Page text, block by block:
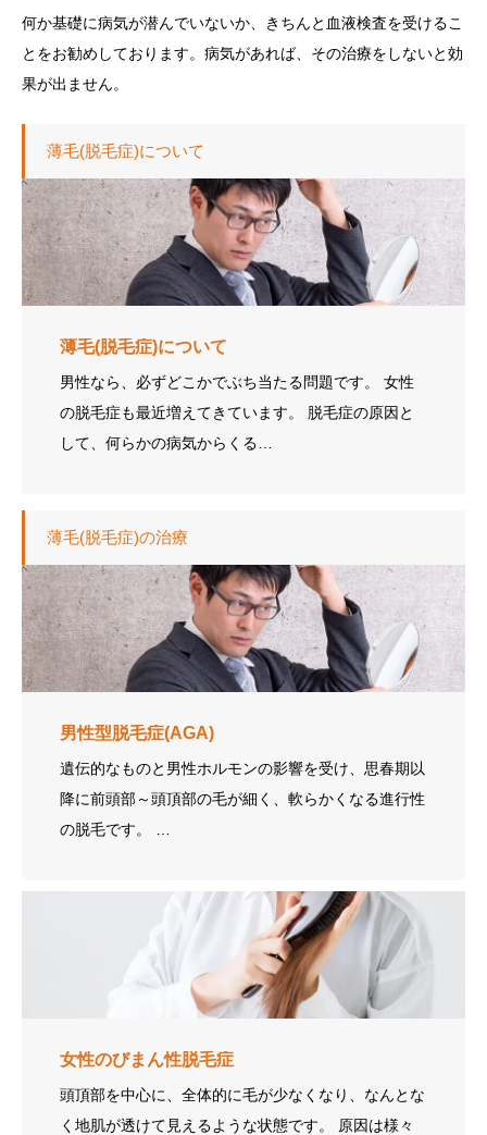
何か基礎に病気が潜んでいないか、きちんと血液検査を受けるこ
とをお勧めしております。病気があれば、その治療をしないと効
果が出ません。
薄毛(脱毛症)について
薄毛(脱毛症)について
男性なら、必ずどこかでぶち当たる問題です。 女性
の脱毛症も最近増えてきています。 脱毛症の原因と
して、何らかの病気からくる…
薄毛(脱毛症)の治療
男性型脱毛症(AGA)
遺伝的なものと男性ホルモンの影響を受け、思春期以
降に前頭部～頭頂部の毛が細く、軟らかくなる進行性
女性のびまん性脱毛症
頭頂部を中心に、全体的に毛が少なくなり、なんとな
く地肌が透けて見えるような状態です。 原因は様々